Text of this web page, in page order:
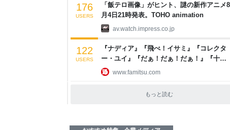
「飯テロ画像」がヒント、謎の新作アニメ8
月4日21時発表。TOHO animation
176
USERS
av.watch.impress.co.jp
『ナディア』『飛べ！イサミ』『コレクタ
ー・ユイ』『だぁ！だぁ！だぁ！』『十二
国記』などNHKのなつかしアニメ10作品の
122
USERS
www.famitsu.com
もっと読む